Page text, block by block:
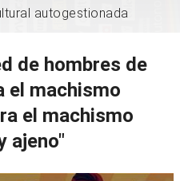
autogestionada
de hombres de
el machismo
el machismo
ajeno"